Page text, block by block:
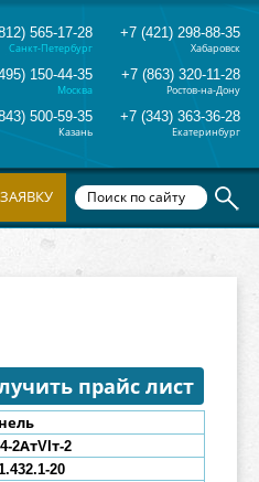
565-17-28
Санкт-Петербург
+7 (421) 298-88-35
Хабаровск
150-44-35
Москва
+7 (863) 320-11-28
Ростов-на-Дону
500-59-35
Казань
+7 (343) 363-36-28
Екатеринбург
прайс лист
-2АтVIт-2
20